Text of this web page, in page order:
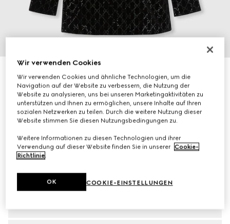
Blazer aus Baumwollsamt mit Stickerei
€ 4.060
Wir verwenden Cookies
Wir verwenden Cookies und ähnliche Technologien, um die
Navigation auf der Website zu verbessern, die Nutzung der
Website zu analysieren, uns bei unseren Marketingaktivitäten zu
unterstützen und Ihnen zu ermöglichen, unsere Inhalte auf Ihren
sozialen Netzwerken zu teilen. Durch die weitere Nutzung dieser
Website stimmen Sie diesen Nutzungsbedingungen zu.
Weitere Informationen zu diesen Technologien und ihrer
Verwendung auf dieser Website finden Sie in unserer Cookie-
Richtlinie.
COOKIE-EINSTELLUNGEN
OK